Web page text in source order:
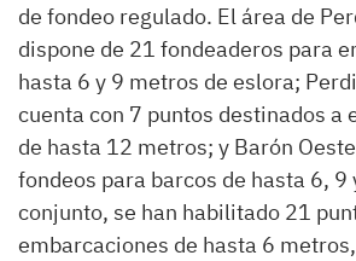
de fondeo regulado. El área de
dispone de 21 fondeaderos para
hasta 6 y 9 metros de eslora;
cuenta con 7 puntos destinados a
de hasta 12 metros; y Barón
fondeos para barcos de hasta 6, 9
conjunto, se han habilitado 21
embarcaciones de hasta 6